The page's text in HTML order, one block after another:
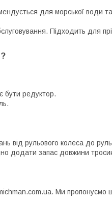
для морської води
Підходить для
бути редуктор.
від рульового колеса до
додати запас довжини
Ми пропонуємо